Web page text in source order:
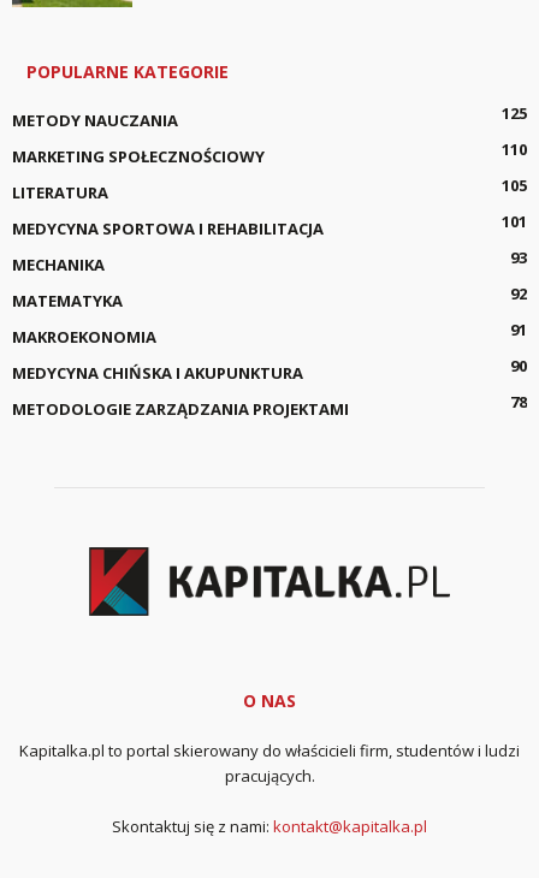
POPULARNE KATEGORIE
METODY NAUCZANIA
125
MARKETING SPOŁECZNOŚCIOWY
110
LITERATURA
105
MEDYCYNA SPORTOWA I REHABILITACJA
101
MECHANIKA
93
MATEMATYKA
92
MAKROEKONOMIA
91
MEDYCYNA CHIŃSKA I AKUPUNKTURA
90
METODOLOGIE ZARZĄDZANIA PROJEKTAMI
78
O NAS
Kapitalka.pl to portal skierowany do właścicieli firm, studentów i ludzi
pracujących.
Skontaktuj się z nami: kontakt@kapitalka.pl